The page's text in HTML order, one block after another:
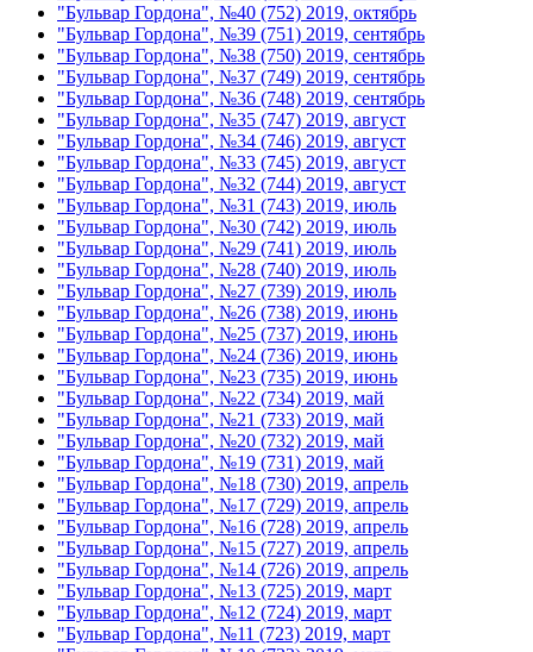
"Бульвар Гордона", №40 (752) 2019, октябрь
"Бульвар Гордона", №39 (751) 2019, сентябрь
"Бульвар Гордона", №38 (750) 2019, сентябрь
"Бульвар Гордона", №37 (749) 2019, сентябрь
"Бульвар Гордона", №36 (748) 2019, сентябрь
"Бульвар Гордона", №35 (747) 2019, август
"Бульвар Гордона", №34 (746) 2019, август
"Бульвар Гордона", №33 (745) 2019, август
"Бульвар Гордона", №32 (744) 2019, август
"Бульвар Гордона", №31 (743) 2019, июль
"Бульвар Гордона", №30 (742) 2019, июль
"Бульвар Гордона", №29 (741) 2019, июль
"Бульвар Гордона", №28 (740) 2019, июль
"Бульвар Гордона", №27 (739) 2019, июль
"Бульвар Гордона", №26 (738) 2019, июнь
"Бульвар Гордона", №25 (737) 2019, июнь
"Бульвар Гордона", №24 (736) 2019, июнь
"Бульвар Гордона", №23 (735) 2019, июнь
"Бульвар Гордона", №22 (734) 2019, май
"Бульвар Гордона", №21 (733) 2019, май
"Бульвар Гордона", №20 (732) 2019, май
"Бульвар Гордона", №19 (731) 2019, май
"Бульвар Гордона", №18 (730) 2019, апрель
"Бульвар Гордона", №17 (729) 2019, апрель
"Бульвар Гордона", №16 (728) 2019, апрель
"Бульвар Гордона", №15 (727) 2019, апрель
"Бульвар Гордона", №14 (726) 2019, апрель
"Бульвар Гордона", №13 (725) 2019, март
"Бульвар Гордона", №12 (724) 2019, март
"Бульвар Гордона", №11 (723) 2019, март